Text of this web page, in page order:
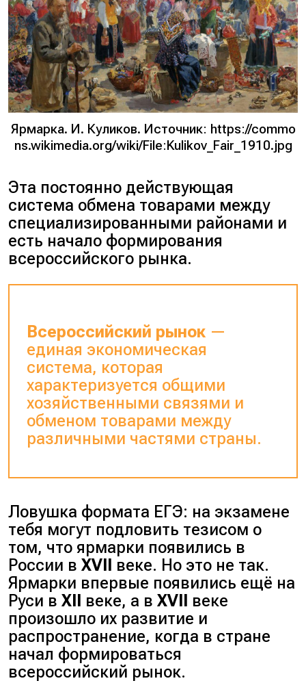
Ярмарка. И. Куликов. Источник: https://commo
ns.wikimedia.org/wiki/File:Kulikov_Fair_1910.jpg
Эта постоянно действующая
система обмена товарами между
специализированными районами и
есть начало формирования
всероссийского рынка.
Всероссийский рынок—
единая экономическая
система, которая
характеризуется общими
хозяйственными связями и
обменом товарами между
различными частями страны.
Ловушка формата ЕГЭ: на экзамене
тебя могут подловить тезисом о
том, что ярмарки появились в
России вXVII веке. Но это не так.
Ярмарки впервые появились ещё на
Руси вXII веке, а вXVII веке
произошло их развитие и
распространение, когда в стране
начал формироваться
всероссийский рынок.